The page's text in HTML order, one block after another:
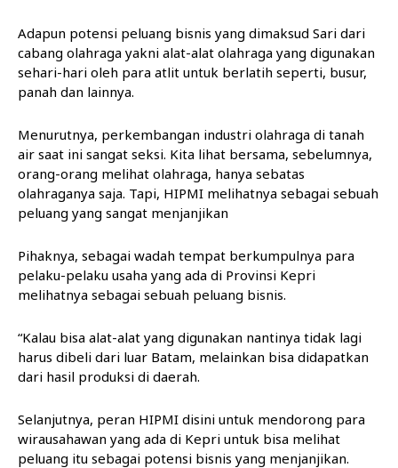
Adapun potensi peluang bisnis yang dimaksud Sari dari
cabang olahraga yakni alat-alat olahraga yang digunakan
sehari-hari oleh para atlit untuk berlatih seperti, busur,
panah dan lainnya.
Menurutnya, perkembangan industri olahraga di tanah
air saat ini sangat seksi. Kita lihat bersama, sebelumnya,
orang-orang melihat olahraga, hanya sebatas
olahraganya saja. Tapi, HIPMI melihatnya sebagai sebuah
peluang yang sangat menjanjikan
Pihaknya, sebagai wadah tempat berkumpulnya para
pelaku-pelaku usaha yang ada di Provinsi Kepri
melihatnya sebagai sebuah peluang bisnis.
“Kalau bisa alat-alat yang digunakan nantinya tidak lagi
harus dibeli dari luar Batam, melainkan bisa didapatkan
dari hasil produksi di daerah.
Selanjutnya, peran HIPMI disini untuk mendorong para
wirausahawan yang ada di Kepri untuk bisa melihat
peluang itu sebagai potensi bisnis yang menjanjikan.